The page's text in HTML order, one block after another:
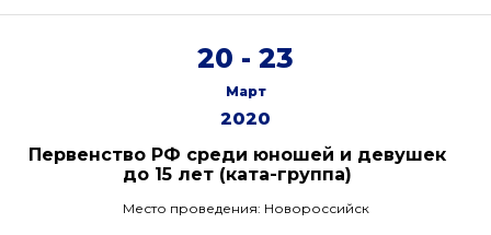
20 - 23
Март
2020
Первенство РФ среди юношей и девушек
до 15 лет (ката-группа)
Место проведения: Новороссийск